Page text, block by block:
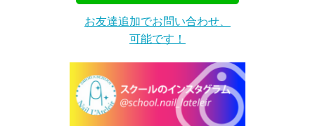
お友達追加でお問い合わせ、
可能です！